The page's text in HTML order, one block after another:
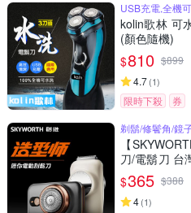
USB充電,全機
kolin歌林 可
(顏色隨機)
$810 $899
4.7(1)
限時下殺
券
剃鬍/修鬢角/鏡
【
刀/電鬍刀 台
水/可水洗)
$365 $388
4(1)